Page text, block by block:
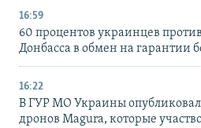
16:59
60 процентов украинцев
Донбасса в обмен на гарантии
16:22
В ГУР МО Украины
дронов Magura, которые